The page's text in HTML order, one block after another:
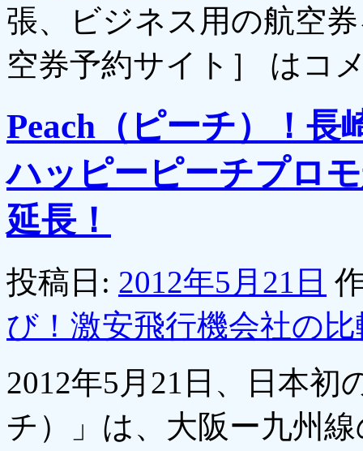
張、ビジネス用の航空
空券予約サイト］ は コ
Peach（ピーチ）！長
ハッピーピーチプロ
延長！
投稿日: 2012年5月21日
び！激安飛行機会社の
2012年5月21日、日本初
チ）」は、大阪ー九州